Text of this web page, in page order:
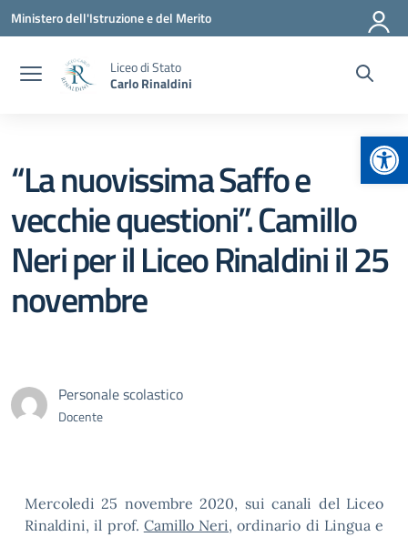
Vai ai contenuti
Vai al menu di navigazione
Vai al footer
Ministero dell'Istruzione e del Merito
Liceo di Stato
Carlo Rinaldini
“La nuovissima Saffo e
vecchie questioni”. Camillo
Neri per il Liceo Rinaldini il 25
novembre
Personale scolastico
Docente
Mercoledi 25 novembre 2020, sui canali del Liceo
Rinaldini, il prof. Camillo Neri, ordinario di Lingua e